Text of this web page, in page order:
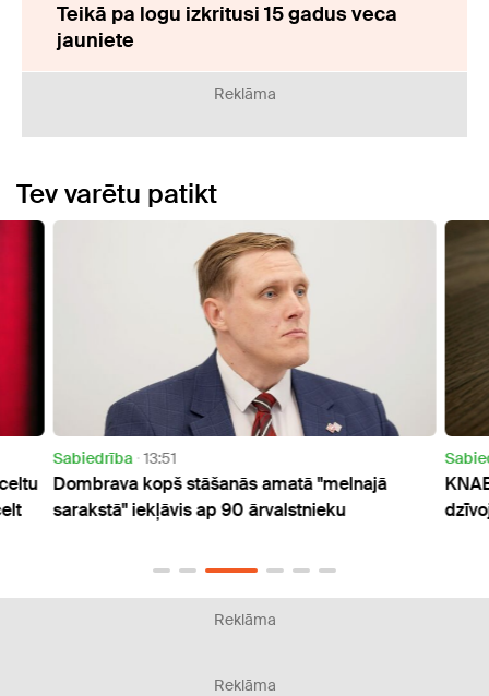
Teikā pa logu izkritusi 15 gadus veca
jauniete
Reklāma
Tev varētu patikt
Sabiedrība 13:51
Dombrava kopš stāšanās amatā "melnajā
sarakstā" iekļāvis ap 90 ārvalstnieku
Reklāma
Reklāma